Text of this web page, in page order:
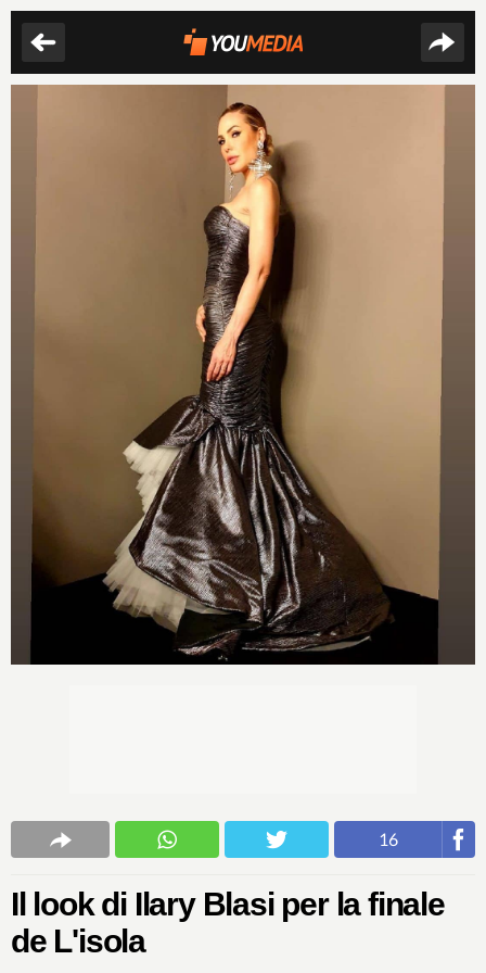
16
Il look di Ilary Blasi per la finale
de L'isola